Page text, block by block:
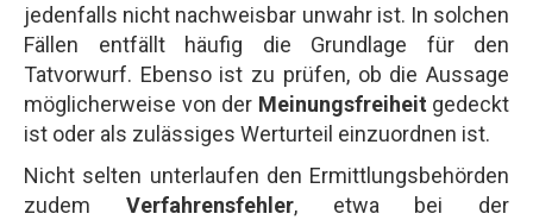
jedenfalls nicht nachweisbar unwahr ist. In solchen
Fällen entfällt häufig die Grundlage für den
Tatvorwurf. Ebenso ist zu prüfen, ob die Aussage
möglicherweise von der Meinungsfreiheit gedeckt
ist oder als zulässiges Werturteil einzuordnen ist.
Nicht selten unterlaufen den Ermittlungsbehörden
zudem Verfahrensfehler, etwa bei der